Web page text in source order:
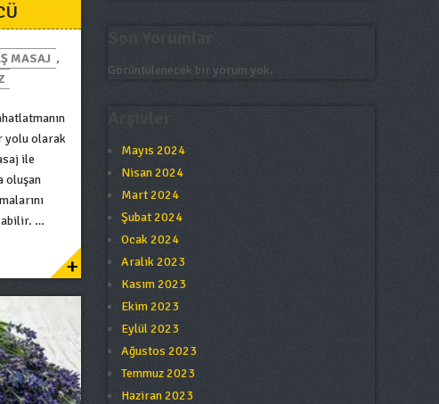
MASAJ ,
yolu olarak
ile
oluşan
…
+
Görüntülenecek bir yorum yok.
Mayıs 2024
Nisan 2024
Mart 2024
Şubat 2024
Ocak 2024
Aralık 2023
Kasım 2023
Ekim 2023
Eylül 2023
Ağustos 2023
Temmuz 2023
Haziran 2023